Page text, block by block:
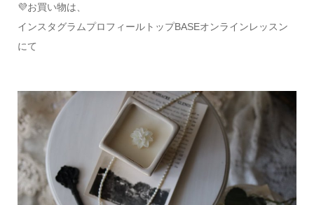
💜お買い物は、
インスタグラムプロフィールトップBASEオンラインレッスン
にて